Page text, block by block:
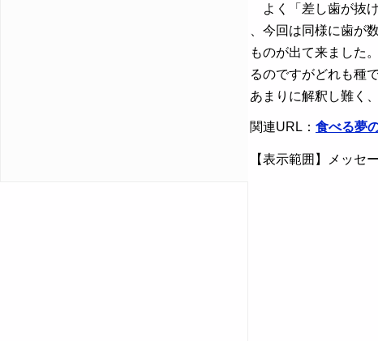
よく「差し歯が抜
、今回は同様に歯が
ものが出て来ました
るのですがどれも種
あまりに解釈し難く
関連URL： 食べる夢
【表示範囲】メッセ